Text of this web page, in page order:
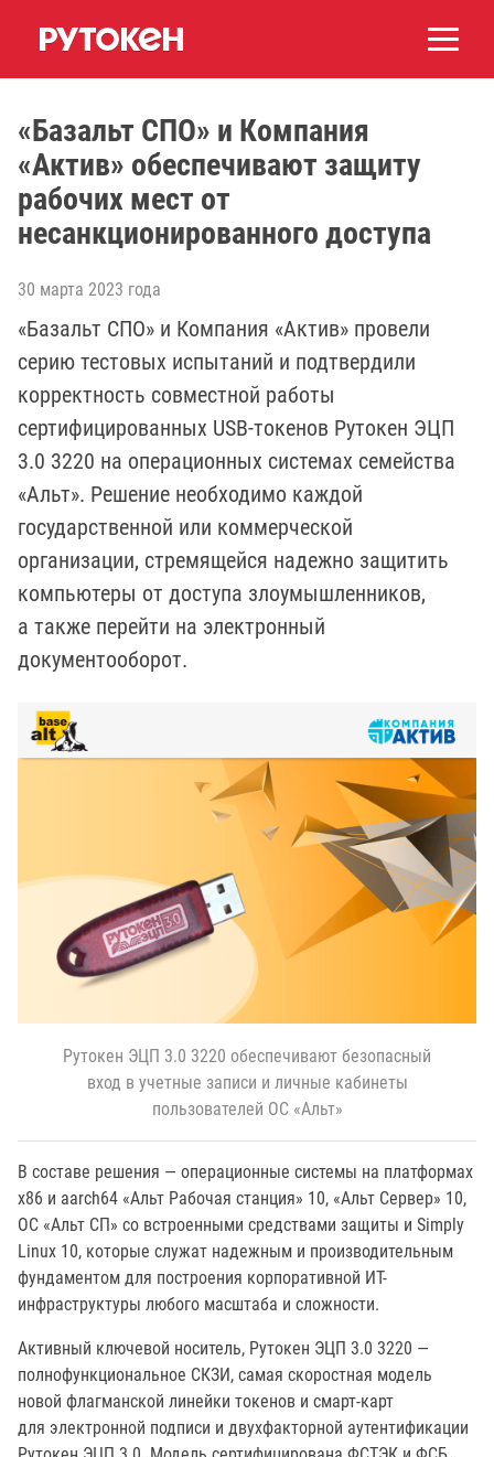
«Базальт СПО» и Компания
«Актив» обеспечивают защиту
рабочих мест от
несанкционированного доступа
30 марта 2023 года
«Базальт СПО» и Компания «Актив» провели
серию тестовых испытаний и подтвердили
корректность совместной работы
сертифицированных USB-токенов Рутокен ЭЦП
3.0 3220 на операционных системах семейства
«Альт». Решение необходимо каждой
государственной или коммерческой
организации, стремящейся надежно защитить
компьютеры от доступа злоумышленников,
а также перейти на электронный
документооборот.
Рутокен ЭЦП 3.0 3220 обеспечивают безопасный
вход в учетные записи и личные кабинеты
пользователей ОС «Альт»
В составе решения — операционные системы на платформах
х86 и aarch64 «Альт Рабочая станция» 10, «Альт Сервер» 10,
ОС «Альт СП» со встроенными средствами защиты и Simply
Linux 10, которые служат надежным и производительным
фундаментом для построения корпоративной ИТ-
инфраструктуры любого масштаба и сложности.
Активный ключевой носитель, Рутокен ЭЦП 3.0 3220 —
полнофункциональное СКЗИ, самая скоростная модель
новой флагманской линейки токенов и смарт-карт
для электронной подписи и двухфакторной аутентификации